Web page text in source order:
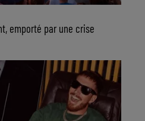
emporté par une crise